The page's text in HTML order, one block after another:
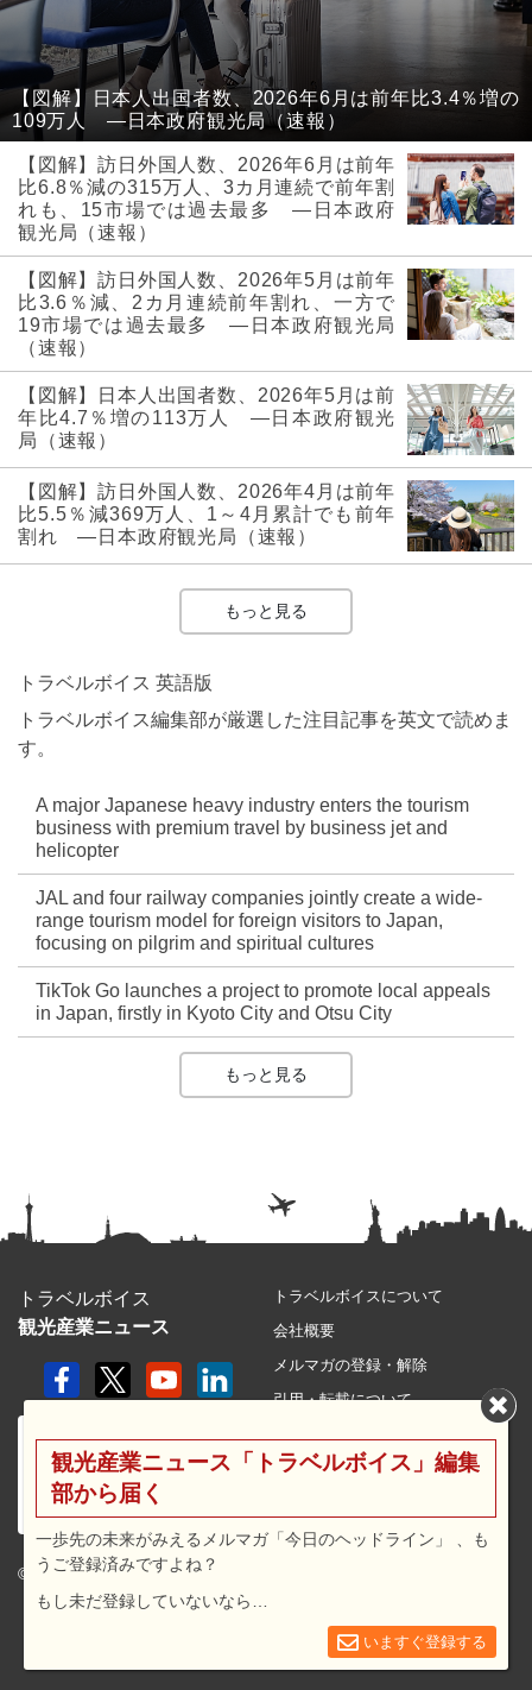
【図解】日本人出国者数、2026年6月は前年比3.4％増の
109万人 ―日本政府観光局（速報）
【図解】訪日外国人数、2026年6月は前年
比6.8％減の315万人、3カ月連続で前年割
れも、15市場では過去最多 ―日本政府
観光局（速報）
【図解】訪日外国人数、2026年5月は前年
比3.6％減、2カ月連続前年割れ、一方で
19市場では過去最多 ―日本政府観光局
（速報）
【図解】日本人出国者数、2026年5月は前
年比4.7％増の113万人 ―日本政府観光
局（速報）
【図解】訪日外国人数、2026年4月は前年
比5.5％減369万人、1～4月累計でも前年
割れ ―日本政府観光局（速報）
もっと見る
トラベルボイス 英語版
トラベルボイス編集部が厳選した注目記事を英文で読めま
す。
A major Japanese heavy industry enters the tourism
business with premium travel by business jet and
helicopter
JAL and four railway companies jointly create a wide-
range tourism model for foreign visitors to Japan,
focusing on pilgrim and spiritual cultures
TikTok Go launches a project to promote local appeals
in Japan, firstly in Kyoto City and Otsu City
もっと見る
トラベルボイス
観光産業ニュース
© 2026 travel voice.
トラベルボイスについて
会社概要
メルマガの登録・解除
引用・転載について
利用規約
広告メニュー・料金
観光産業ニュース「トラベルボイス」編集
部から届く
一歩先の未来がみえるメルマガ「今日のヘッドライン」 、も
うご登録済みですよね？
もし未だ登録していないなら…
いますぐ登録する